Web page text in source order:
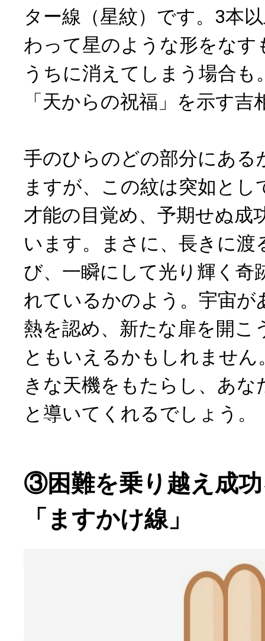
ター線（星紋）です。3本
わって星のような形をなす
うちに消えてしまう場合も
「天からの祝福」を示す吉
手のひらのどの部分にある
ますが、この紋は突如とし
才能の目覚め、予期せぬ成
います。まさに、長きに渡
び、一瞬にして光り輝く奇
れているかのよう。宇宙が
熱を認め、新たな扉を開こ
ともいえるかもしれません
きな天機をもたらし、あな
と導いてくれるでしょう。
③困難を乗り越え成
「ますかけ線」